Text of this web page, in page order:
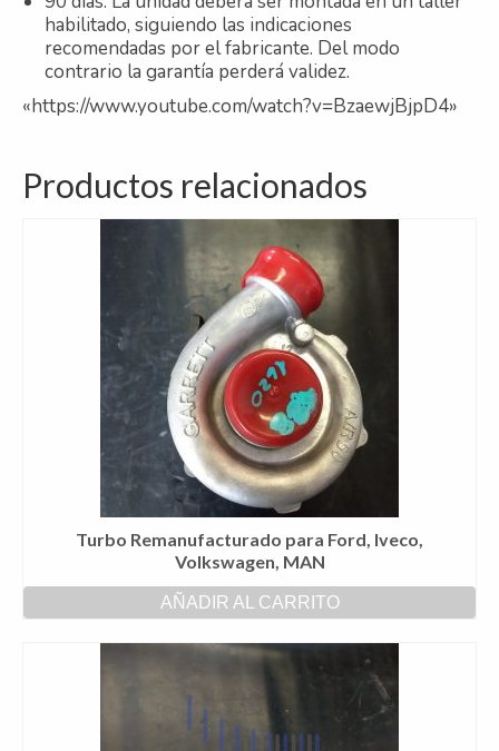
habilitado, siguiendo las indicaciones
recomendadas por el fabricante. Del modo
contrario la garantía perderá validez.
«https://www.youtube.com/watch?v=BzaewjBjpD4»
Productos relacionados
Turbo Remanufacturado para Ford, Iveco,
Volkswagen, MAN
AÑADIR AL CARRITO